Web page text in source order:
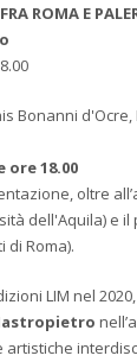
ROMA E
Bonanni d'Ocre,
ore 18.00
oltre
dell'Aquila) e il
di Roma).
LIM nel